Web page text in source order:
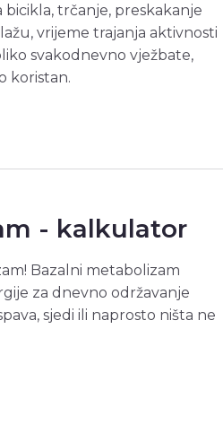
trčanje, preskakanje
vrijeme trajanja aktivnosti
svakodnevno vježbate,
koristan.
- kalkulator
Bazalni metabolizam
za dnevno održavanje
sjedi ili naprosto ništa ne